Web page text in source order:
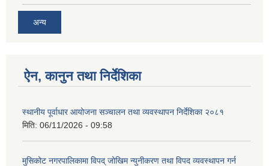
अन्य
ऐन, कानुन तथा निर्देशिका
स्थानीय पूर्वाधार आयोजना सञ्चालन तथा व्यवस्थापन निर्देशिका २०८१
मिति: 06/11/2026 - 09:58
मुसिकोट नगरपालिकामा विपद् जोखिम न्युनीकरण तथा विपद व्यवस्थापन गर्न